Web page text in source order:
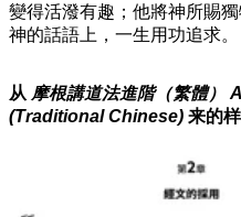
變得活潑有趣；他將神所賜
神的話語上，一生用功追求。
从 摩根講道法進階（繁體）
(Traditional Chinese) 来的